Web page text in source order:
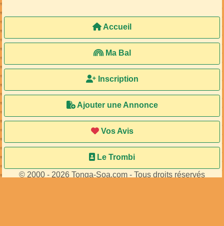
Accueil
Ma Bal
Inscription
Ajouter une Annonce
Vos Avis
Le Trombi
© 2000 - 2026 Tonga-Soa.com - Tous droits réservés